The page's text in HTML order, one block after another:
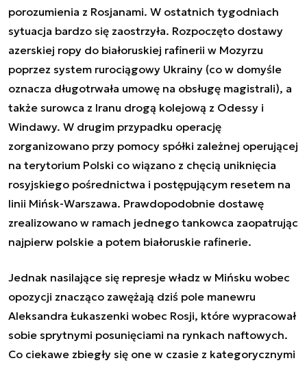
porozumienia z Rosjanami. W ostatnich tygodniach
sytuacja bardzo się zaostrzyła. Rozpoczęto dostawy
azerskiej ropy do białoruskiej rafinerii w Mozyrzu
poprzez system rurociągowy Ukrainy (co w domyśle
oznacza długotrwała umowę na obsługę magistrali), a
także surowca z Iranu drogą kolejową z Odessy i
Windawy. W drugim przypadku operację
zorganizowano przy pomocy spółki zależnej operującej
na terytorium Polski co wiązano z chęcią uniknięcia
rosyjskiego pośrednictwa i postępującym resetem na
linii Mińsk-Warszawa. Prawdopodobnie dostawę
zrealizowano w ramach jednego tankowca zaopatrując
najpierw polskie a potem białoruskie rafinerie.
Jednak nasilające się represje władz w Mińsku wobec
opozycji znacząco zawężają dziś pole manewru
Aleksandra Łukaszenki wobec Rosji, które wypracował
sobie sprytnymi posunięciami na rynkach naftowych.
Co ciekawe zbiegły się one w czasie z kategorycznymi